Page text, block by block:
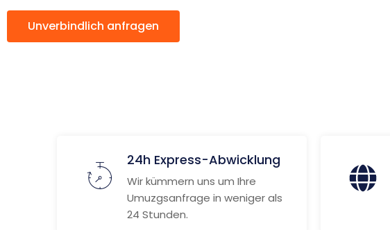
Unverbindlich anfragen
24h Express-Abwicklung
Wir kümmern uns um Ihre
Umuzgsanfrage in weniger als
24 Stunden.